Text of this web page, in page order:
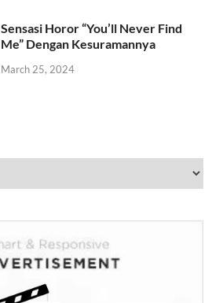
Sensasi Horor “You’ll Never Find
Me” Dengan Kesuramannya
March 25, 2024